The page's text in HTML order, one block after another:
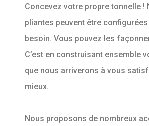
Concevez votre propre tonnelle !
pliantes peuvent être
besoin. Vous pouvez les
C’est en construisant ensemble
que nous arriverons à vous
mieux.
Nous proposons de nombreux